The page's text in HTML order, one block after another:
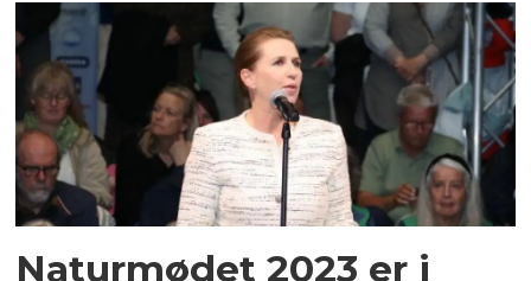
Naturmødet 2023 er i